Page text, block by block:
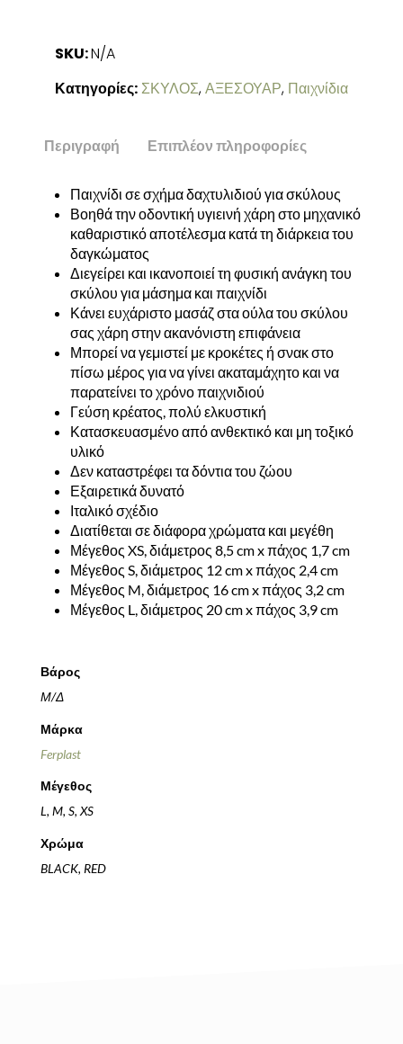
SKU:N/A
Κατηγορίες:ΣΚΥΛΟΣ,ΑΞΕΣΟΥΑΡ, Παιχνίδια
Περιγραφή Επιπλέον πληροφορίες
Παιχνίδι σε σχήμα δαχτυλιδιού για σκύλους
Βοηθά την οδοντική υγιεινή χάρη στο μηχανικό
καθαριστικό αποτέλεσμα κατά τη διάρκεια του
δαγκώματος
Διεγείρει και ικανοποιεί τη φυσική ανάγκη του
σκύλου για μάσημα και παιχνίδι
Κάνει ευχάριστο μασάζ στα ούλα του σκύλου
σας χάρη στην ακανόνιστη επιφάνεια
Μπορεί να γεμιστεί με κροκέτες ή σνακ στο
πίσω μέρος για να γίνει ακαταμάχητο και να
παρατείνει το χρόνο παιχνιδιού
Γεύση κρέατος, πολύ ελκυστική
Κατασκευασμένο από ανθεκτικό και μη τοξικό
υλικό
Δεν καταστρέφει τα δόντια του ζώου
Εξαιρετικά δυνατό
Ιταλικό σχέδιο
Διατίθεται σε διάφορα χρώματα και μεγέθη
Μέγεθος XS, διάμετρος 8,5 cm x πάχος 1,7 cm
Μέγεθος S, διάμετρος 12 cm x πάχος 2,4 cm
Μέγεθος M, διάμετρος 16 cm x πάχος 3,2 cm
Μέγεθος L, διάμετρος 20 cm x πάχος 3,9 cm
Βάρος
Μ/Δ
Μάρκα
Ferplast
Μέγεθος
L, M, S, XS
Χρώμα
BLACK, RED